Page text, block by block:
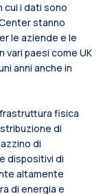
cui i dati sono
stanno
le aziende e le
vari paesi come UK
anni anche in
fisica
di
di
dispositivi di
altamente
di energia e